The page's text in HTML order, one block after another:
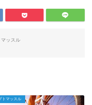
マッスル
トマッスル